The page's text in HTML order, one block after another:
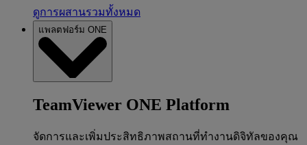
ดูการผสานรวมทั้งหมด
แพลตฟอร์ม ONE
TeamViewer ONE Platform
จัดการและเพิ่มประสิทธิภาพสถานที่ทำงานดิจิทัลของคุณ